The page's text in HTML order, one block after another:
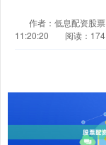
作者：低息配资股票
11:20:20
阅读：174